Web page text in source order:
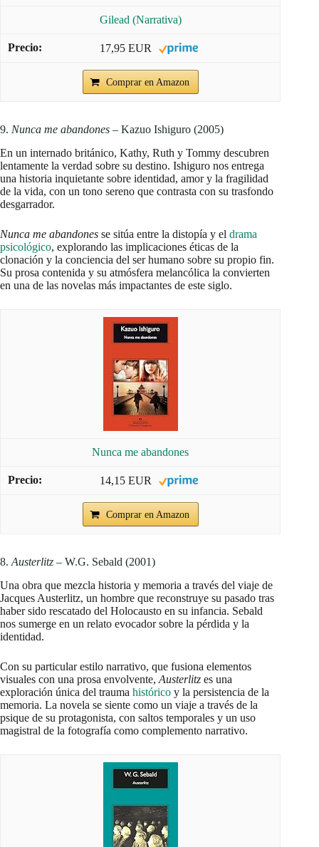
Gilead (Narrativa)
17,95 EUR
Comprar en Amazon
9. Nunca me abandones – Kazuo Ishiguro (2005)
En un internado británico, Kathy, Ruth y Tommy descubren
lentamente la verdad sobre su destino. Ishiguro nos entrega
una historia inquietante sobre identidad, amor y la fragilidad
de la vida, con un tono sereno que contrasta con su trasfondo
desgarrador.
Nunca me abandones se sitúa entre la distopía y el drama
psicológico, explorando las implicaciones éticas de la
clonación y la conciencia del ser humano sobre su propio fin.
Su prosa contenida y su atmósfera melancólica la convierten
en una de las novelas más impactantes de este siglo.
Nunca me abandones
14,15 EUR
Comprar en Amazon
8. Austerlitz – W.G. Sebald (2001)
Una obra que mezcla historia y memoria a través del viaje de
Jacques Austerlitz, un hombre que reconstruye su pasado tras
haber sido rescatado del Holocausto en su infancia. Sebald
nos sumerge en un relato evocador sobre la pérdida y la
identidad.
Con su particular estilo narrativo, que fusiona elementos
visuales con una prosa envolvente, Austerlitz es una
exploración única del trauma histórico y la persistencia de la
memoria. La novela se siente como un viaje a través de la
psique de su protagonista, con saltos temporales y un uso
magistral de la fotografía como complemento narrativo.